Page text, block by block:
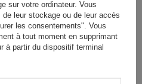
sur votre ordinateur. Vous
leur stockage ou de leur accès
les consentements". Vous
à tout moment en supprimant
à partir du dispositif terminal